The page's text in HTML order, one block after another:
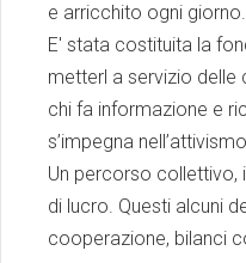
e arricchito ogni giorno.
E' stata costituita la
metterl a servizio delle
chi fa informazione e
s’impegna
Un percorso collettivo,
di lucro. Questi alcuni
cooperazione, bilanci